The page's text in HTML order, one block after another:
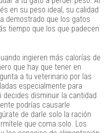
en su peso ideal, su calidad
demostrado que los gatos
tiempo que los que padecen
ingieren más calorías de
que hay que tener en
a tu veterinario por las
especialmente para
disminuir la cantidad
podrías causarle
de darle solo la ración
que coma solo. Los